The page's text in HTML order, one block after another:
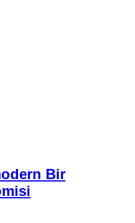
Bir